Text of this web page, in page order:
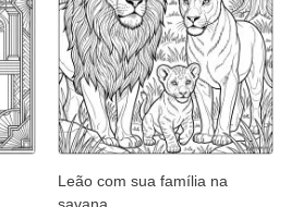
Leão com sua família na